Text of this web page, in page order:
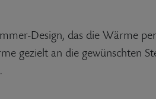
Design, das die Wärme
gezielt an die gewünschten